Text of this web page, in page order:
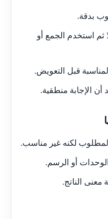
بدقة.
ثم استخدم الجمع أو
قبل التعويض.
أن الإجابة منطقية.
لكنه غير مناسب.
الوحدات أو الرسم.
معنى الناتج.